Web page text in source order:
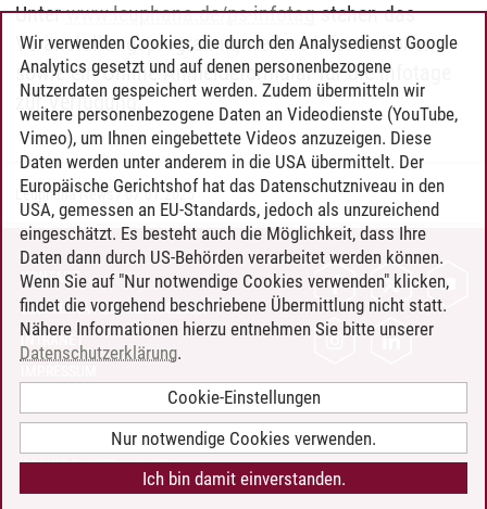
Unterwww.leuphana.de/ps-infotagstehen das
Veranstaltungsprogramm, weitere Informationen
sowie ein Online-Anmeldeformular für die Infotage
zur Verfügung.
Leuphana News /07.01.2025
KONTAKT
LEUPHANA ALS ARBEITGEBER
INTRANET
BARRIEREFREIHEIT
COOKIE-EINSTELLUNGEN
Wir verwenden Cookies, die durch den Analysedienst Google
Analytics gesetzt und auf denen personenbezogene
Nutzerdaten gespeichert werden. Zudem übermitteln wir
weitere personenbezogene Daten an Videodienste (YouTube,
Vimeo), um Ihnen eingebettete Videos anzuzeigen. Diese
Daten werden unter anderem in die USA übermittelt. Der
Europäische Gerichtshof hat das Datenschutzniveau in den
USA, gemessen an EU-Standards, jedoch als unzureichend
eingeschätzt. Es besteht auch die Möglichkeit, dass Ihre
Daten dann durch US-Behörden verarbeitet werden können.
Wenn Sie auf "Nur notwendige Cookies verwenden" klicken,
findet die vorgehend beschriebene Übermittlung nicht statt.
Nähere Informationen hierzu entnehmen Sie bitte unserer
Datenschutzerklärung.
Cookie-Einstellungen
Nur notwendige Cookies verwenden.
Ich bin damit einverstanden.